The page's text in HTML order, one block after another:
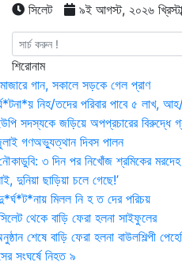
সিলেট ৯ই আগস্ট, ২০২৬
শিরোনাম
গান, সকালে সড়কে গেল প্রাণ
নিহ/তদের পরিবার পাবে ৫ লাখ,
সদস্যকে জড়িয়ে অপপ্রচারের বিরুদ্ধে
গণঅভ্যুত্থান দিবস পালন
৩ দিন পর নিখোঁজ শ্রমিকের
দুনিয়া ছাড়িয়া চলে গেছে!’
মিলল নি হ ত দের পরিচয়
থেকে বাড়ি ফেরা হলনা সাইফুলের
শেষে বাড়ি ফেরা হলনা বাউলশিল্পী
সংঘর্ষে নিহত ৯